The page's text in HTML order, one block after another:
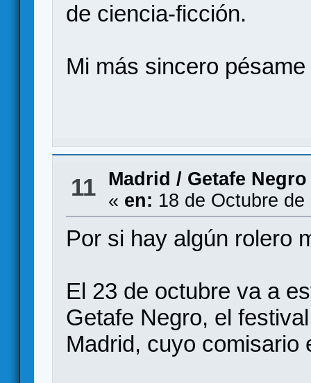
de ciencia-ficción.
Mi más sincero
11 Madrid / Getafe
« en: 18 de Octubre
Por si hay algún rolero
El 23 de octubre va a
Getafe Negro, el
Madrid, cuyo comisario